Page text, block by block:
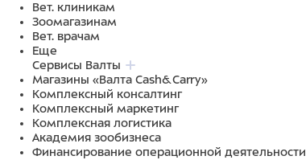
Вет. клиникам
Зоомагазинам
Вет. врачам
Еще
Сервисы Валты
Магазины «Валта Cash&Carry»
Комплексный консалтинг
Комплексный маркетинг
Комплексная логистика
Академия зообизнеса
Финансирование операционной деятельности